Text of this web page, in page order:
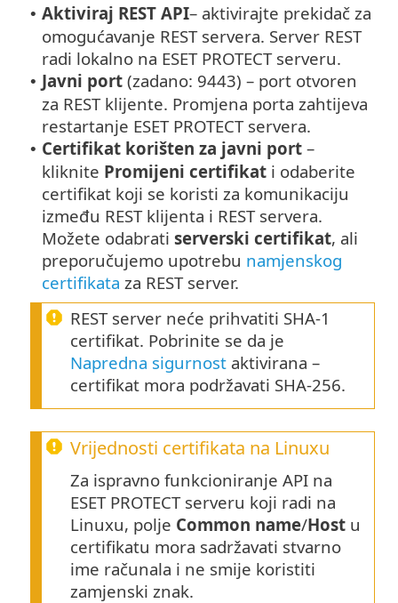
• Aktiviraj REST API– aktivirajte prekidač za
omogućavanje REST servera. Server REST
radi lokalno na ESET PROTECT serveru.
• Javni port (zadano: 9443) – port otvoren
za REST klijente. Promjena porta zahtijeva
restartanje ESET PROTECT servera.
• Certifikat korišten za javni port –
kliknite Promijeni certifikat i odaberite
certifikat koji se koristi za komunikaciju
između REST klijenta i REST servera.
Možete odabrati serverski certifikat, ali
preporučujemo upotrebu namjenskog
certifikata za REST server.
REST server neće prihvatiti SHA-1
certifikat. Pobrinite se da je
Napredna sigurnost aktivirana –
certifikat mora podržavati SHA-256.
Vrijednosti certifikata na Linuxu
Za ispravno funkcioniranje API na
ESET PROTECT serveru koji radi na
Linuxu, polje Common name/Host u
certifikatu mora sadržavati stvarno
ime računala i ne smije koristiti
zamjenski znak.